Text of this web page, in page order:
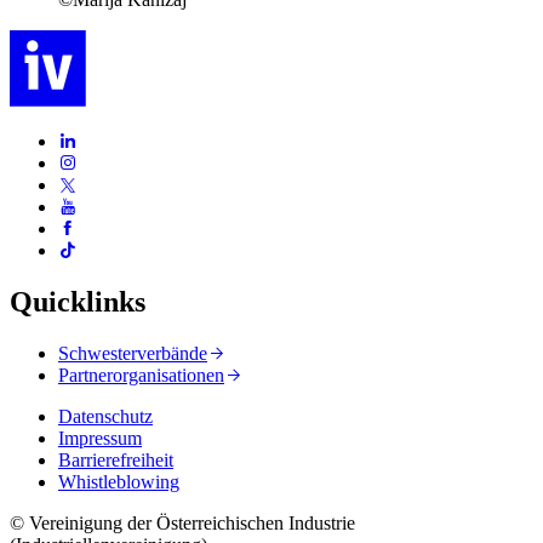
Quicklinks
Schwesterverbände
Partnerorganisationen
Datenschutz
Impressum
Barrierefreiheit
Whistleblowing
© Vereinigung der Österreichischen Industrie